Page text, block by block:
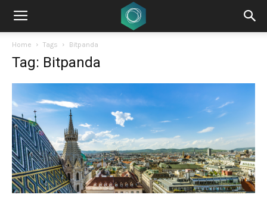
Home Tags Bitpanda
Tag: Bitpanda